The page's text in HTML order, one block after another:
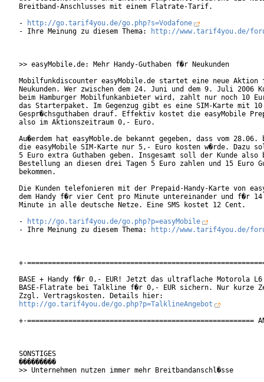
Breitband-Anschlusses mit einem Flatrate-Tarif.
-
http://go.tarif4you.de/go.php?s=Vodafone
- Ihre Meinung zu diesem Thema:
http://www.tarif4you.de/
>> easyMobile.de: Mehr Handy-Guthaben f�r Neukunden
Mobilfunkdiscounter easyMobile.de startet eine neue Aktion
Neukunden. Wer zwischen dem 24. Juni und dem 9. Juli 2006
beim Hamburger Mobilfunkanbieter wird, zahlt nur noch 10
das Starterpaket. Im Gegenzug gibt es eine SIM-Karte mit 10
Gespr�chsguthaben drauf. Effektiv kostet die easyMobile
also im Aktionszeitraum 0,- Euro.
Au�erdem hat easyMoble.de bekannt gegeben, dass vom
die easyMobile SIM-Karte nur 5,- Euro kosten w�rde. Dazu
5 Euro extra Guthaben geben. Insgesamt soll der Kunde
Bestellung an diesen drei Tagen 5 Euro zahlen und 15 Euro
bekommen.
Die Kunden telefonieren mit der Prepaid-Handy-Karte von
dem Handy f�r vier Cent pro Minute untereinander und f�r
Minute in alle deutsche Netze. Eine SMS kostet 12 Cent.
-
http://go.tarif4you.de/go.php?p=easyMobile
- Ihre Meinung zu diesem Thema:
http://www.tarif4you.de/
+-
BASE + Handy f�r 0,- EUR! Jetzt das ultraflache Motorola
BASE-Flatrate bei Talkline f�r 0,- EUR sichern. Nur kurze
http://go.tarif4you.de/go.php?p=TalklineAngebot
+-=======================================================
SONSTIGES
���������
>> Unternehmen nutzen immer mehr Breitbandanschl�sse